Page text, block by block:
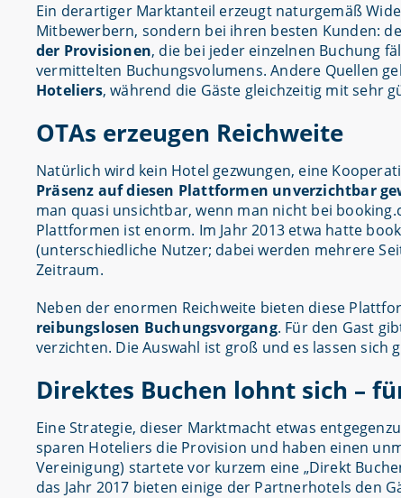
Ein derartiger Marktanteil erzeugt naturgemäß
Mitbewerbern, sondern bei ihren besten Kunden:
der Provisionen, die bei jeder einzelnen Buchung
vermittelten Buchungsvolumens. Andere Quellen
Hoteliers, während die Gäste gleichzeitig mit sehr
OTAs erzeugen Reichweite
Natürlich wird kein Hotel gezwungen, eine
Präsenz auf diesen Plattformen unverzichtbar
man quasi unsichtbar, wenn man nicht bei
Plattformen ist enorm. Im Jahr 2013 etwa hatte
(unterschiedliche Nutzer; dabei werden mehrere
Zeitraum.
Neben der enormen Reichweite bieten diese
reibungslosen Buchungsvorgang. Für den Gast
verzichten. Die Auswahl ist groß und es lassen sich
Direktes Buchen lohnt sich –
Eine Strategie, dieser Marktmacht etwas
sparen Hoteliers die Provision und haben einen
Vereinigung) startete vor kurzem eine „Direkt
das Jahr 2017 bieten einige der Partnerhotels den